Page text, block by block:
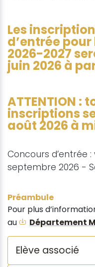
Les
d’entrée
2026-2027
juin 2026 à
ATTENTION :
inscriptions
août 2026 à
Concours d’entrée :
septembre 2026 -
Préambule
Pour plus
au
Département
Elève associé